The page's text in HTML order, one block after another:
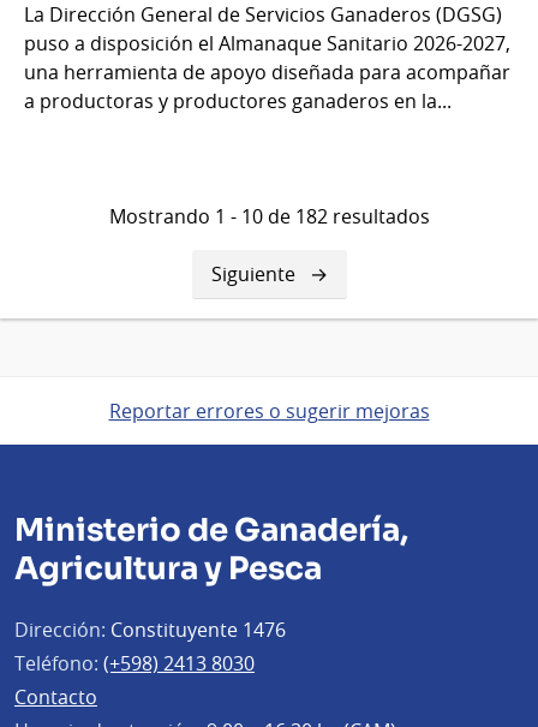
La Dirección General de Servicios Ganaderos (DGSG)
puso a disposición el Almanaque Sanitario 2026-2027,
una herramienta de apoyo diseñada para acompañar
a productoras y productores ganaderos en la...
Mostrando 1 - 10 de 182 resultados
Siguiente
página
Siguiente
Reportar errores o sugerir mejoras
Ministerio de Ganadería,
Agricultura y Pesca
Dirección: Constituyente 1476
Teléfono: (+598) 2413 8030
Contacto